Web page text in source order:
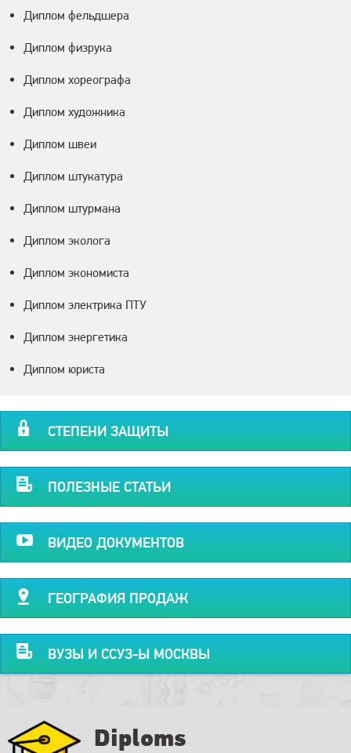
Диплом фельдшера
Диплом физрука
Диплом хореографа
Диплом художника
Диплом швеи
Диплом штукатура
Диплом штурмана
Диплом эколога
Диплом экономиста
Диплом электрика ПТУ
Диплом энергетика
Диплом юриста
СТЕПЕНИ ЗАЩИТЫ
ПОЛЕЗНЫЕ СТАТЬИ
ВИДЕО ДОКУМЕНТОВ
ГЕОГРАФИЯ ПРОДАЖ
ВУЗЫ И ССУЗ-Ы МОСКВЫ
Diploms